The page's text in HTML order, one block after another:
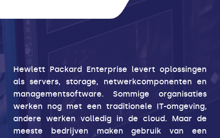
Hewlett Packard Enterprise levert oplossingen
als servers, storage, netwerkcomponenten en
managementsoftware. Sommige organisaties
werken nog met een traditionele IT-omgeving,
andere werken volledig in de cloud. Maar de
meeste bedrijven maken gebruik van een